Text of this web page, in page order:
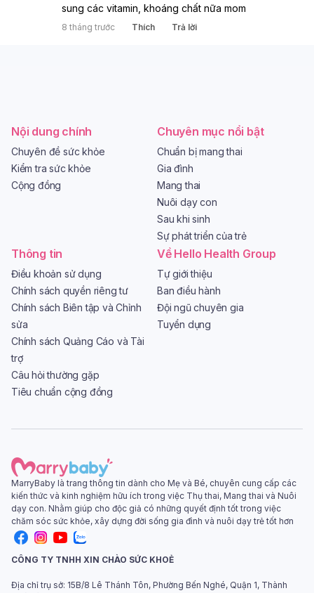
sung các vitamin, khoáng chất nữa mom
8 tháng trước Thích Trả lời
Nội dung chính
Chuyên đề sức khỏe
Kiểm tra sức khỏe
Cộng đồng
Chuyên mục nổi bật
Chuẩn bị mang thai
Gia đình
Mang thai
Nuôi dạy con
Sau khi sinh
Sự phát triển của trẻ
Thông tin
Điều khoản sử dụng
Chính sách quyền riêng tư
Chính sách Biên tập và Chỉnh
sửa
Chính sách Quảng Cáo và Tài
trợ
Câu hỏi thường gặp
Tiêu chuẩn cộng đồng
Về Hello Health Group
Tự giới thiệu
Ban điều hành
Đội ngũ chuyên gia
Tuyển dụng
MarryBaby là trang thông tin dành cho Mẹ và Bé, chuyên cung cấp các
kiến thức và kinh nghiệm hữu ích trong việc Thụ thai, Mang thai và Nuôi
dạy con. Nhằm giúp cho độc giả có những quyết định tốt trong việc
chăm sóc sức khỏe, xây dựng đời sống gia đình và nuôi dạy trẻ tốt hơn
CÔNG TY TNHH XIN CHÀO SỨC KHOẺ
Địa chỉ trụ sở: 15B/8 Lê Thánh Tôn, Phường Bến Nghé, Quận 1, Thành